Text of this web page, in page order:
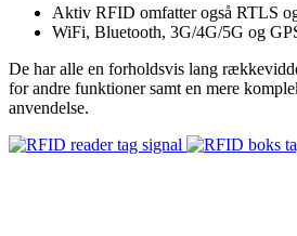
Aktiv RFID omfatter også RTLS
WiFi, Bluetooth, 3G/4G/5G og
De har alle en forholdsvis lang
for andre funktioner samt en mere
anvendelse.